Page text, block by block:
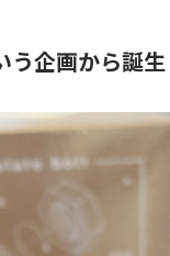
う企画から誕生